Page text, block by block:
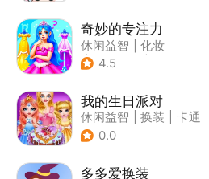
奇妙的专注力
休闲益智
化妆
| 宝宝巴士
4.5
我的生日派对
休闲益智 换装
卡通
0.0
多多爱换装